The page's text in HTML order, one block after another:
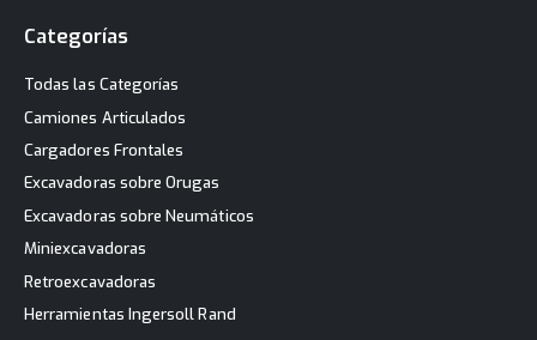
Categorías
Todas las Categorías
Camiones Articulados
Cargadores Frontales
Excavadoras sobre Orugas
Excavadoras sobre Neumáticos
Miniexcavadoras
Retroexcavadoras
Herramientas Ingersoll Rand